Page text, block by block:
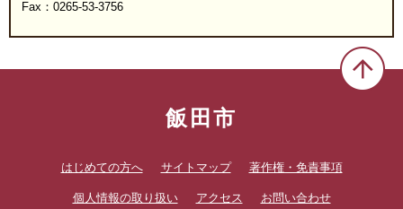
Fax：0265-53-3756
飯田市
はじめての方へ サイトマップ 著作権・免責事項
個人情報の取り扱い アクセス お問い合わせ